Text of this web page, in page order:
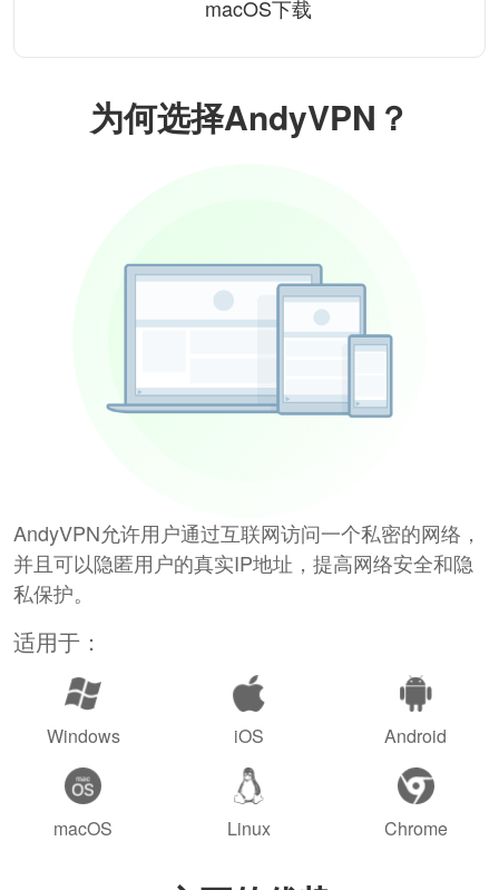
为何选择AndyVPN？
AndyVPN允许用户通过互联网访问一个私密的网络，
并且可以隐匿用户的真实IP地址，提高网络安全和隐
私保护。
适用于：
Windows iOS Android
macOS Linux Chrome
macOS下载